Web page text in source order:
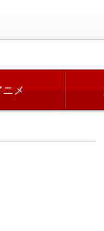
ニメ